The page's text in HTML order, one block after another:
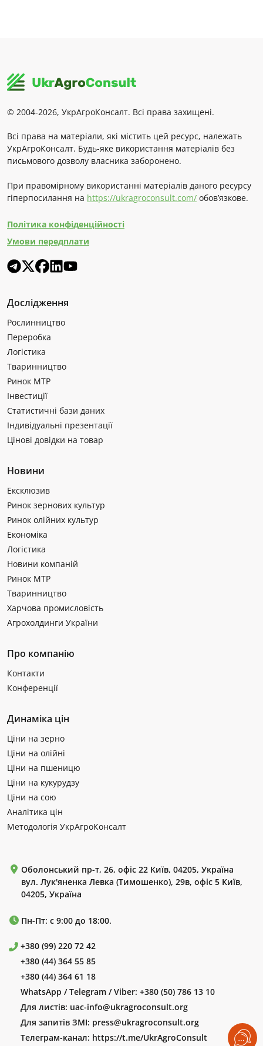
© 2004-2026, УкрАгроКонсалт. Всі права захищені.
Всі права на матеріали, які містить цей ресурс, належать
УкрАгроКонсалт. Будь-яке використання матеріалів без
письмового дозволу власника заборонено.
При правомірному використанні матеріалів даного ресурсу
гіперпосилання на https://ukragroconsult.com/ обов’язкове.
Політика конфіденційності
Умови передплати
Дослідження
Рослинництво
Переробка
Логістика
Тваринництво
Ринок МТР
Інвестиції
Статистичні бази даних
Індивідуальні презентації
Цінові довідки на товар
Новини
Ексклюзив
Ринок зернових культур
Ринок олійних культур
Економіка
Логістика
Новини компаній
Ринок МТР
Тваринництво
Харчова промисловість
Агрохолдинги України
Про компанію
Контакти
Конференції
Динаміка цін
Ціни на зерно
Ціни на олійні
Ціни на пшеницю
Ціни на кукурудзу
Ціни на сою
Аналітика цін
Методологія УкрАгроКонсалт
Оболонський пр-т, 26, офіс 22 Київ, 04205, Україна
вул. Лук'яненка Левка (Тимошенко), 29в, офіс 5 Київ,
04205, Україна
Пн-Пт: с 9:00 до 18:00.
+380 (99) 220 72 42
+380 (44) 364 55 85
+380 (44) 364 61 18
WhatsApp / Telegram / Viber: +380 (50) 786 13 10
Для листів: uac-info@ukragroconsult.org
Для запитів ЗМІ: press@ukragroconsult.org
Телеграм-канал: https://t.me/UkrAgroConsult